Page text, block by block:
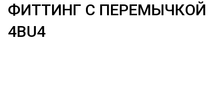
ФИТТИНГ С ПЕРЕМЫЧКОЙ
4BU4